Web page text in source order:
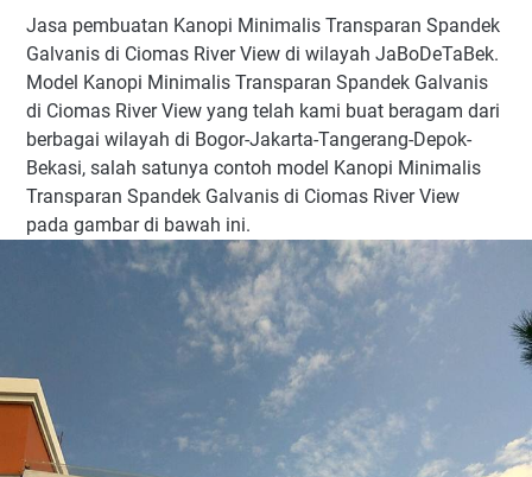
Jasa pembuatan Kanopi Minimalis Transparan Spandek
Galvanis di Ciomas River View di wilayah JaBoDeTaBek.
Model Kanopi Minimalis Transparan Spandek Galvanis
di Ciomas River View yang telah kami buat beragam dari
berbagai wilayah di Bogor-Jakarta-Tangerang-Depok-
Bekasi, salah satunya contoh model Kanopi Minimalis
Transparan Spandek Galvanis di Ciomas River View
pada gambar di bawah ini.